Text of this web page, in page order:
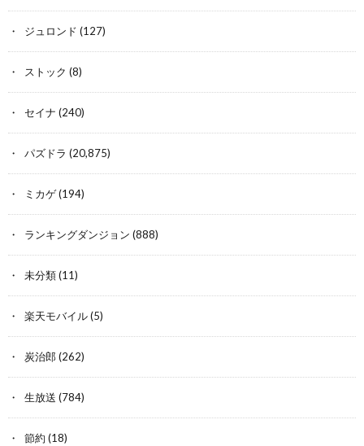
ジュロンド (127)
ストック (8)
セイナ (240)
パズドラ (20,875)
ミカゲ(194)
ランキングダンジョン (888)
未分類(11)
楽天モバイル(5)
炭治郎 (262)
生放送 (784)
節約 (18)